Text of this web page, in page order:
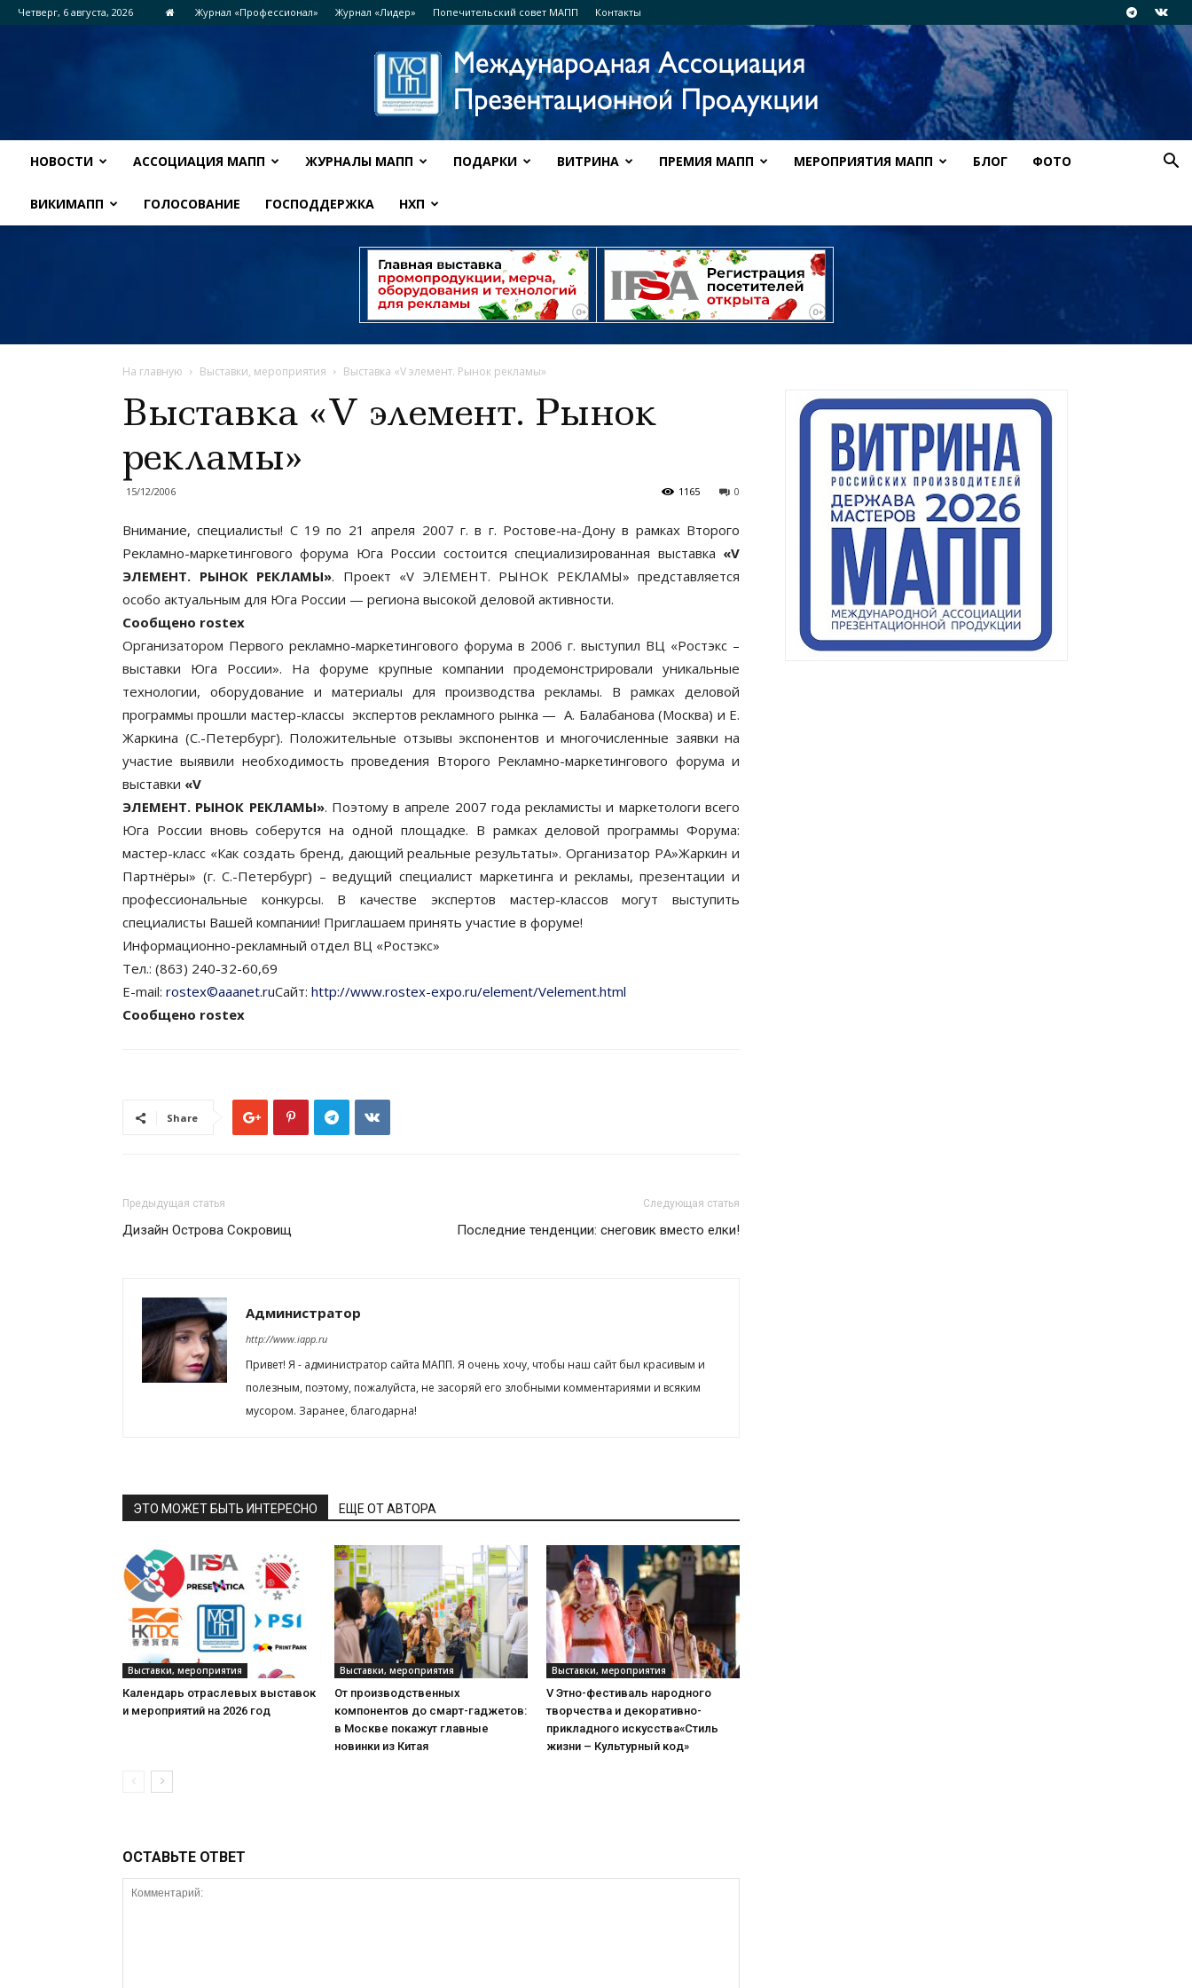
Четверг, 6 августа, 2026 Журнал «Профессионал» Журнал «Лидер» Попечительский совет МАПП Контакты
НОВОСТИ АССОЦИАЦИЯ МАПП ЖУРНАЛЫ МАПП ПОДАРКИ ВИТРИНА ПРЕМИЯ МАПП МЕРОПРИЯТИЯ МАПП БЛОГ ФОТО
ВИКИМАПП ГОЛОСОВАНИЕ ГОСПОДДЕРЖКА НХП
На главную Выставки, мероприятия Выставка «V элемент. Рынок рекламы»
Выставка «V элемент. Рынок
рекламы»
15/12/2006 0
1165
Внимание, специалисты! С 19 по 21 апреля 2007 г. в г. Ростове-на-Дону в рамках Второго
Рекламно-маркетингового форума Юга России состоится специализированная выставка «V
ЭЛЕМЕНТ. РЫНОК РЕКЛАМЫ». Проект «V ЭЛЕМЕНТ. РЫНОК РЕКЛАМЫ» представляется
особо актуальным для Юга России — региона высокой деловой активности.
Сообщено rostex
Организатором Первого рекламно-маркетингового форума в 2006 г. выступил ВЦ «Ростэкс –
выставки Юга России». На форуме крупные компании продемонстрировали уникальные
технологии, оборудование и материалы для производства рекламы. В рамках деловой
программы прошли мастер-классы экспертов рекламного рынка — А. Балабанова (Москва) и Е.
Жаркина (С.-Петербург). Положительные отзывы экспонентов и многочисленные заявки на
участие выявили необходимость проведения Второго Рекламно-маркетингового форума и
выставки «V
ЭЛЕМЕНТ. РЫНОК РЕКЛАМЫ». Поэтому в апреле 2007 года рекламисты и маркетологи всего
Юга России вновь соберутся на одной площадке. В рамках деловой программы Форума:
мастер-класс «Как создать бренд, дающий реальные результаты». Организатор РА»Жаркин и
Партнёры» (г. С.-Петербург) – ведущий специалист маркетинга и рекламы, презентации и
профессиональные конкурсы. В качестве экспертов мастер-классов могут выступить
специалисты Вашей компании! Приглашаем принять участие в форуме!
Информационно-рекламный отдел ВЦ «Ростэкс»
Тел.: (863) 240-32-60,69
E-mail: rostex©aaanet.ruСайт: http://www.rostex-expo.ru/element/Velement.html
Сообщено rostex
Share
Предыдущая статья
Дизайн Острова Сокровищ
Следующая статья
Последние тенденции: снеговик вместо елки!
Администратор
http://www.iapp.ru
Привет! Я - администратор сайта МАПП. Я очень хочу, чтобы наш сайт был красивым и
полезным, поэтому, пожалуйста, не засоряй его злобными комментариями и всяким
мусором. Заранее, благодарна!
ЭТО МОЖЕТ БЫТЬ ИНТЕРЕСНО ЕЩЕ ОТ АВТОРА
Выставки, мероприятия
Календарь отраслевых выставок
и мероприятий на 2026 год
Выставки, мероприятия
От производственных
компонентов до смарт-гаджетов:
в Москве покажут главные
новинки из Китая
Выставки, мероприятия
V Этно-фестиваль народного
творчества и декоративно-
прикладного искусства«Стиль
жизни – Культурный код»
ОСТАВЬТЕ ОТВЕТ